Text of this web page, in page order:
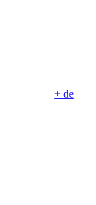
+ de